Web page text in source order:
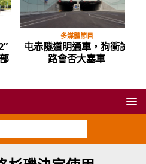
多媒體節目
屯赤隧道明通車，狗衝試
路會否大塞車